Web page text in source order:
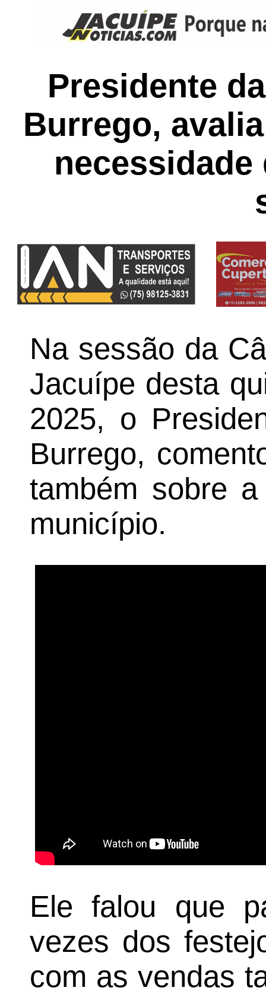
Presidente
Burrego,
necessidade
Na sessão da
Jacuípe desta
2025, o
Burrego,
também sobre
município.
Ele falou que
vezes dos
com as vendas